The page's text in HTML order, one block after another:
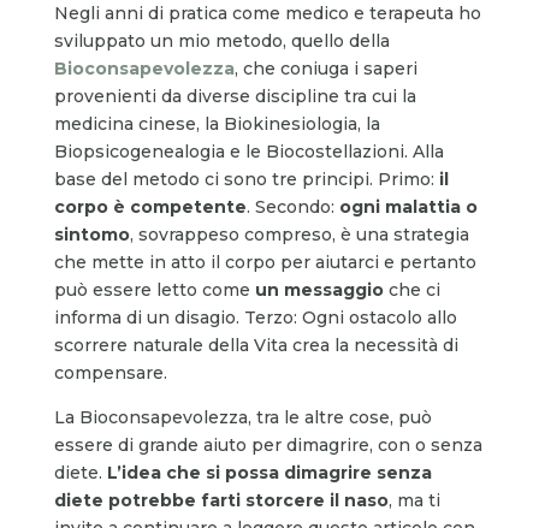
Negli anni di pratica come medico e terapeuta ho
sviluppato un mio metodo, quello della
Bioconsapevolezza, che coniuga i saperi
provenienti da diverse discipline tra cui la
medicina cinese, la Biokinesiologia, la
Biopsicogenealogia e le Biocostellazioni. Alla
base del metodo ci sono tre principi. Primo: il
corpo è competente. Secondo: ogni malattia o
sintomo, sovrappeso compreso, è una strategia
che mette in atto il corpo per aiutarci e pertanto
può essere letto come un messaggioche ci
informa di un disagio. Terzo: Ogni ostacolo allo
scorrere naturale della Vita crea la necessità di
compensare.
La Bioconsapevolezza, tra le altre cose, può
essere di grande aiuto per dimagrire, con o senza
diete. L’idea che si possa dimagrire senza
diete potrebbe farti storcere il naso, ma ti